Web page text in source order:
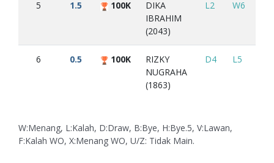
5 1.5 100K
DIKA
IBRAHIM
(2043)
L2 W6
6 0.5 100K
RIZKY
NUGRAHA
(1863)
D4 L5
W:Menang, L:Kalah, D:Draw, B:Bye, H:Bye.5, V:Lawan,
F:Kalah WO, X:Menang WO, U/Z: Tidak Main.